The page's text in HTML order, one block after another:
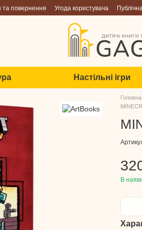
та повернення Угода користувача
Настільні ігри
Головна
В